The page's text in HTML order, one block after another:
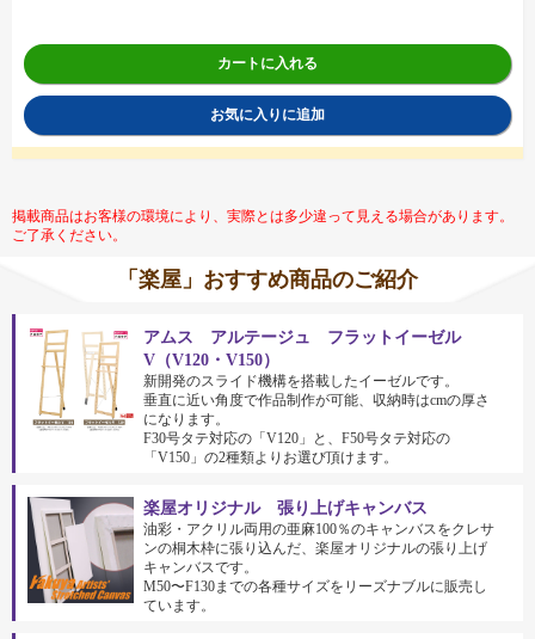
カートに入れる
お気に入りに追加
掲載商品はお客様の環境により、実際とは多少違って見える場合があります。
ご了承ください。
「楽屋」おすすめ商品のご紹介
アムス アルテージュ フラットイーゼル
V（V120・V150）
新開発のスライド機構を搭載したイーゼルです。
垂直に近い角度で作品制作が可能、収納時はcmの厚さ
になります。
F30号タテ対応の「V120」と、F50号タテ対応の
「V150」の2種類よりお選び頂けます。
楽屋オリジナル 張り上げキャンバス
油彩・アクリル両用の亜麻100％のキャンバスをクレサ
ンの桐木枠に張り込んだ、楽屋オリジナルの張り上げ
キャンバスです。
M50〜F130までの各種サイズをリーズナブルに販売し
ています。